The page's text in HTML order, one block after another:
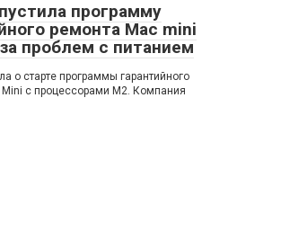
программу
ремонта Mac mini
проблем с питанием
о старте программы гарантийного
с процессорами M2. Компания